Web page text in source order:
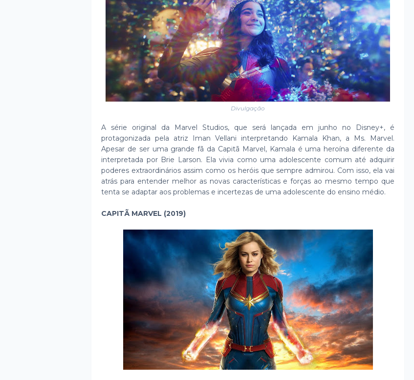
Divulgação
A série original da Marvel Studios, que será lançada em junho no Disney+, é
protagonizada pela atriz Iman Vellani interpretando Kamala Khan, a Ms. Marvel.
Apesar de ser uma grande fã da Capitã Marvel, Kamala é uma heroína diferente da
interpretada por Brie Larson. Ela vivia como uma adolescente comum até adquirir
poderes extraordinários assim como os heróis que sempre admirou. Com isso, ela vai
atrás para entender melhor as novas características e forças ao mesmo tempo que
tenta se adaptar aos problemas e incertezas de uma adolescente do ensino médio.
CAPITÃ MARVEL (2019)